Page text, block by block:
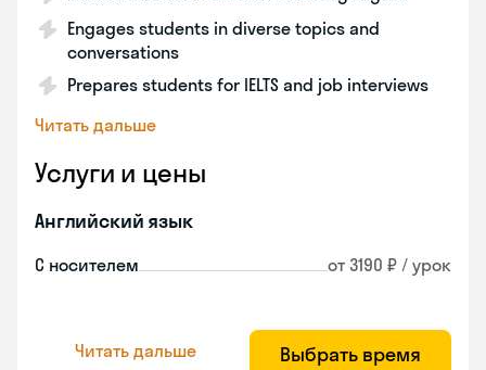
Engages students in diverse topics and
conversations
Prepares students for IELTS and job interviews
Читать дальше
Услуги и цены
Английский язык
С носителем от 3190 ₽ / урок
Читать дальше Выбрать время